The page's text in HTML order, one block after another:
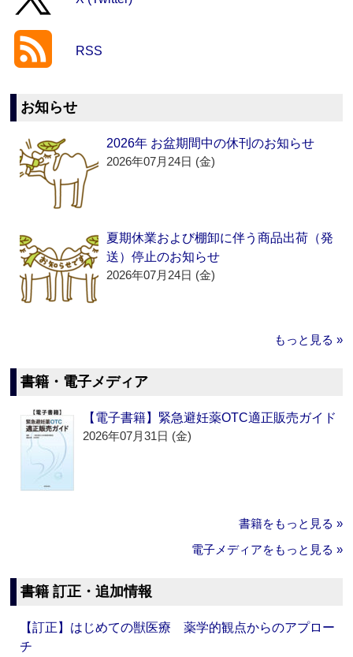
RSS
お知らせ
2026年 お盆期間中の休刊のお知らせ
2026年07月24日 (金)
夏期休業および棚卸に伴う商品出荷（発
送）停止のお知らせ
2026年07月24日 (金)
もっと見る »
書籍・電子メディア
【電子書籍】緊急避妊薬OTC適正販売ガイド
2026年07月31日 (金)
書籍をもっと見る »
電子メディアをもっと見る »
書籍 訂正・追加情報
【訂正】はじめての獣医療 薬学的観点からのアプロー
チ